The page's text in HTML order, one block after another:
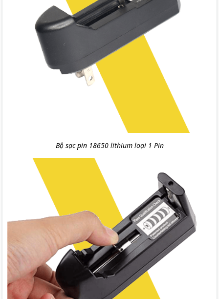
Bộ sạc pin 18650 lithium loại 1 Pin